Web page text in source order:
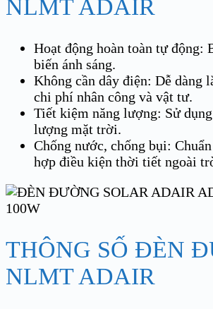
NLMT ADAIR
Hoạt động hoàn toàn tự động:
biến ánh sáng.
Không cần dây điện: Dễ dàng
chi phí nhân công và vật tư.
Tiết kiệm năng lượng: Sử
lượng mặt trời.
Chống nước, chống bụi:
hợp điều kiện thời tiết ngoài
THÔNG SỐ ĐÈN
NLMT ADAIR